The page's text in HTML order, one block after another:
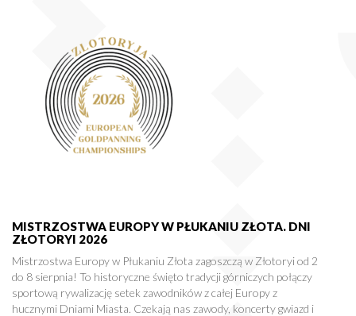
MISTRZOSTWA EUROPY W PŁUKANIU ZŁOTA. DNI
ZŁOTORYI 2026
Mistrzostwa Europy w Płukaniu Złota zagoszczą w Złotoryi od 2
do 8 sierpnia! To historyczne święto tradycji górniczych połączy
sportową rywalizację setek zawodników z całej Europy z
hucznymi Dniami Miasta. Czekają nas zawody, koncerty gwiazd i